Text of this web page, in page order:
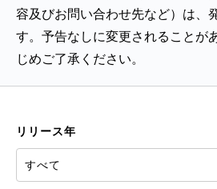
容及びお問い合わせ先など）は、
す。予告なしに変更されることが
じめご了承ください。
リリース年